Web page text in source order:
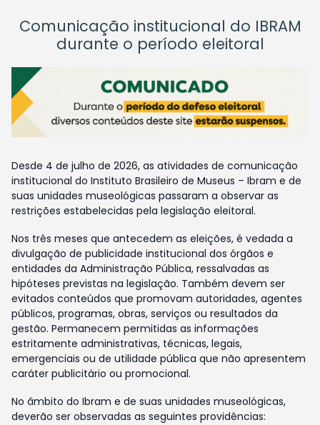
Comunicação institucional do IBRAM
durante o período eleitoral
Desde 4 de julho de 2026, as atividades de comunicação
institucional do Instituto Brasileiro de Museus – Ibram e de
suas unidades museológicas passaram a observar as
restrições estabelecidas pela legislação eleitoral.
Nos três meses que antecedem as eleições, é vedada a
divulgação de publicidade institucional dos órgãos e
entidades da Administração Pública, ressalvadas as
hipóteses previstas na legislação. Também devem ser
evitados conteúdos que promovam autoridades, agentes
públicos, programas, obras, serviços ou resultados da
gestão. Permanecem permitidas as informações
estritamente administrativas, técnicas, legais,
emergenciais ou de utilidade pública que não apresentem
caráter publicitário ou promocional.
No âmbito do Ibram e de suas unidades museológicas,
deverão ser observadas as seguintes providências: